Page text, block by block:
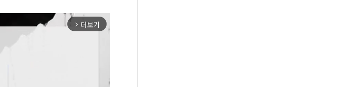
arrow_forward_ios 더보기